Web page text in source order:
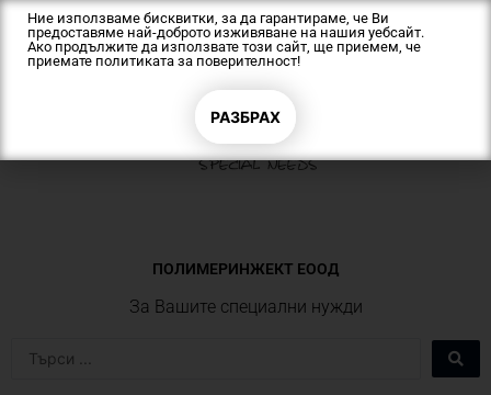
content
ПОЛИМЕРИНЖЕКТ EOOД
За Вашите специални нужди
Ние използваме бисквитки, за да гарантираме, че Ви
предоставяме най-доброто изживяване на нашия уебсайт.
Ако продължите да използвате този сайт, ще приемем, че
приемате политиката за поверителност!
РАЗБРАХ